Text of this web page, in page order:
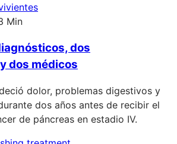
Min
dos
dos médicos
dolor, problemas digestivos y
dos años antes de recibir el
de páncreas en estadio IV.